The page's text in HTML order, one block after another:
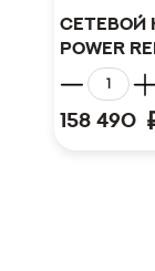
Сетевой
Power
158 490